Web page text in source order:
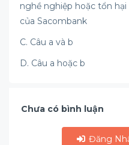
nghề nghiệp hoặc tổn
của Sacombank
C. Câu a và b
D. Câu a hoặc b
Chưa có bình luận
Đăng